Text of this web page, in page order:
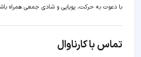
با دعوت به حرکت، پویایی و شادی جمعی همراه
تماس با کارناوال